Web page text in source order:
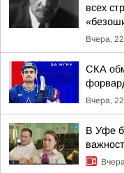
всех
Вчера,
СКА
Вчера,
В Уфе